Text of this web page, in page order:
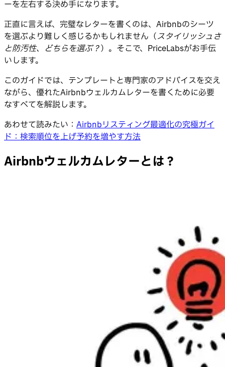
ーを左右する決め手になります。
正直に言えば、完璧なレターを書くのは、Airbnbのシーツ
を選ぶより難しく感じるかもしれません（スタイリッシュさ
と防汚性、どちらを選ぶ？）。そこで、PriceLabsがお手伝
いします。
このガイドでは、テンプレートと専門家のアドバイスを交え
ながら、優れたAirbnbウェルカムレターを書くために必要
なすべてを解説します。
あわせて読みたい： Airbnbリスティング最適化の究極ガイ
ド：検索順位を上げ予約を増やす方法
Airbnbウェルカムレターとは？